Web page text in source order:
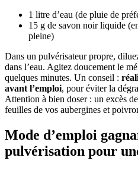
1 litre d’eau (de pluie de
15 g de savon noir liquide
pleine)
Dans un pulvérisateur propre,
dans l’eau. Agitez doucement le
quelques minutes. Un conseil :
avant l’emploi, pour éviter la
Attention à bien doser : un excès
feuilles de vos aubergines et
Mode d’emploi
pulvérisation pour